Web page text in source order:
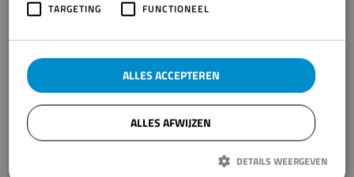
Bezoekadres
Westwal 2
8321 WG Urk
Direct contact:
TARGETING
FUNCTIONEEL
ALLES ACCEPTEREN
ALLES AFWIJZEN
DETAILS WEERGEVEN